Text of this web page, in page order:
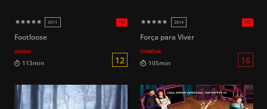
Footloose
DRAMA
Força para Viver
COMÉDIA